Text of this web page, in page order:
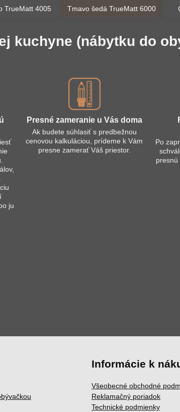
TrueMatt 4005 Tmavo šedá TrueMatt 6000
kuchyne (nábytku do
ju
Presné zameranie u Vás doma
Ak budete súhlasiť s predbežnou
cenovou kalkuláciou, prídeme k Vám
presne zamerať Váš priestor.
Po
presnú
Informácie k
Všeobecné obchodné
Reklamačný poriadok
Technické podmienky